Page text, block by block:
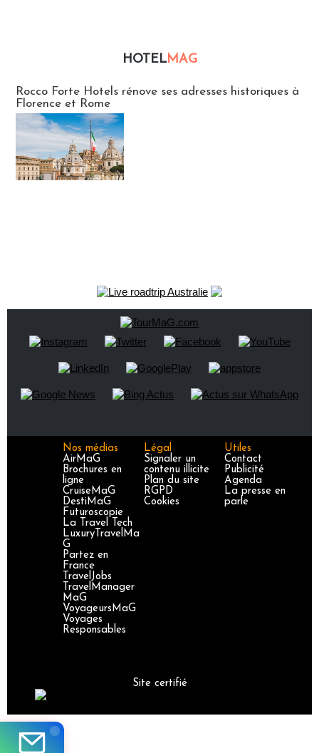
HOTELMAG
Rocco Forte Hotels rénove ses adresses historiques à
Florence et Rome
Nos médias
AirMaG
Brochures en
ligne
CruiseMaG
DestiMaG
Futuroscopie
La Travel Tech
LuxuryTravelMa
G
Partez en
France
TravelJobs
TravelManager
MaG
VoyageursMaG
Voyages
Responsables
Légal
Signaler un
contenu illicite
Plan du site
RGPD
Cookies
Utiles
Contact
Publicité
Agenda
La presse en
parle
Site certifié